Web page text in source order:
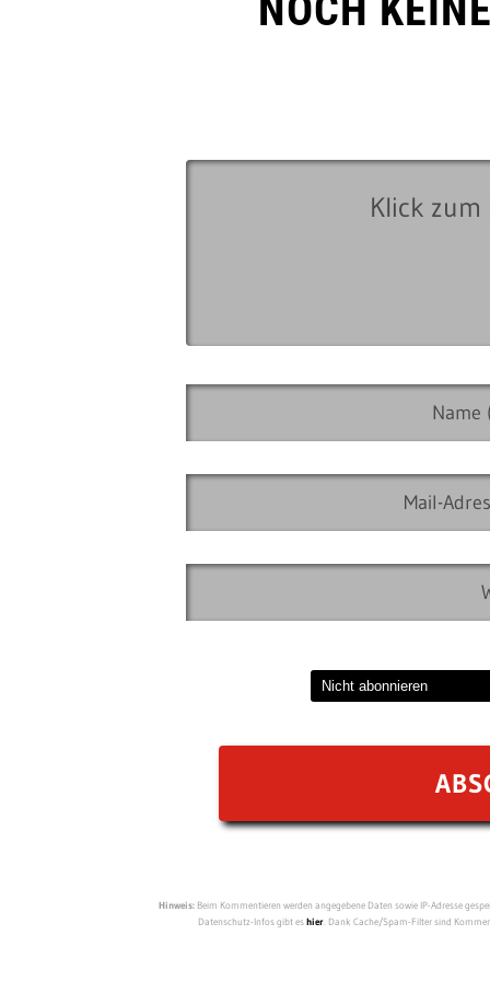
NOCH
Hinweis:Beim Kommentieren werden angegebene Daten sowie IP-Adresse
Datenschutz-Infos gibt eshier. Dank Cache/Spam-Filter sind